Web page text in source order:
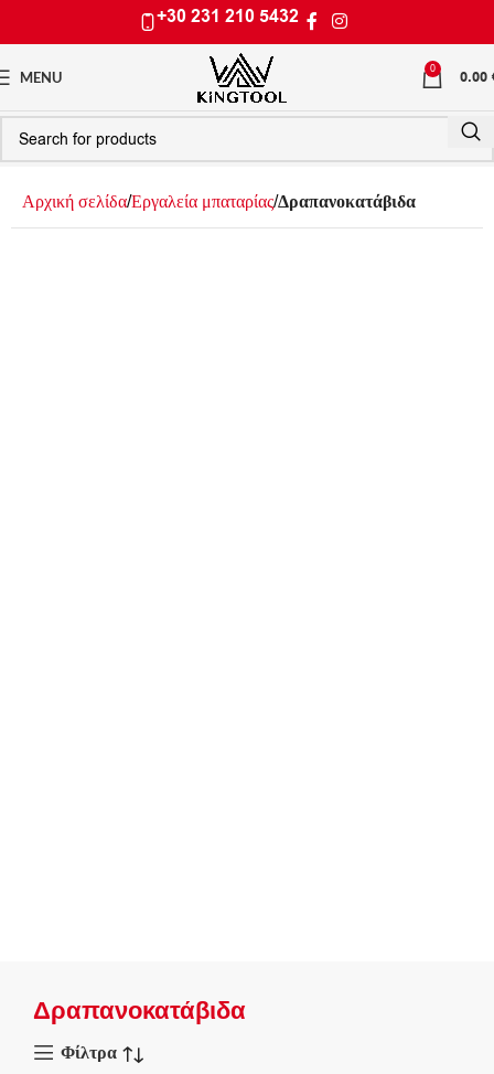
+30 231 210 5432
MENU 0 0.00
Αρχική σελίδαΕργαλεία μπαταρίαςΔραπανοκατάβιδα
Δραπανοκατάβιδα
Φίλτρα